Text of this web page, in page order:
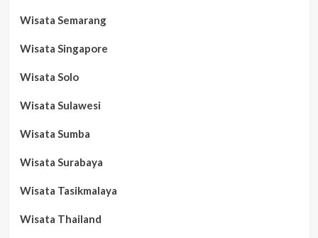
Wisata Semarang
Wisata Singapore
Wisata Solo
Wisata Sulawesi
Wisata Sumba
Wisata Surabaya
Wisata Tasikmalaya
Wisata Thailand